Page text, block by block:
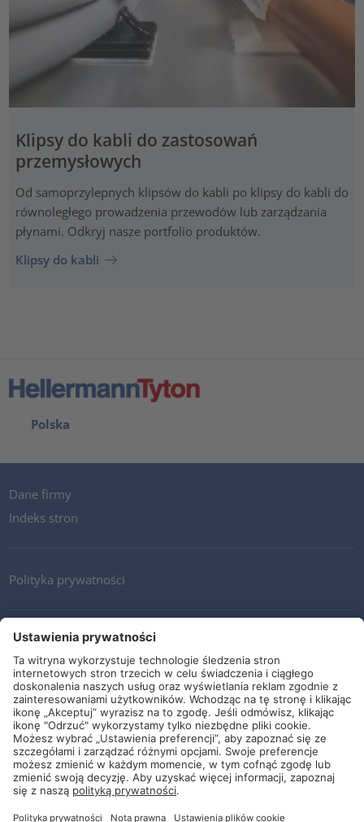
Klipsy do kabli do zastosowań
przemysłowych
Od samoprzylepnych klipsów do kabli po klipsy do kabli do
równoległego prowadzenia przewodów lub zarządzania
płynami. Odkryj nasze portfolio produktów.
Klipsy do kabli
Polska
Dane firmy
Indeks stron
Polityka prywatności
Kontakt
Newsletter
Ogólne warunki i dostawy
Wytyczne i zobowiązania